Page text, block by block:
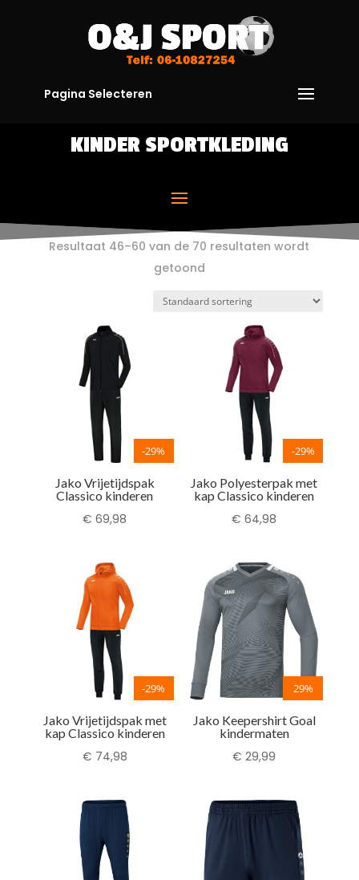
Pagina Selecteren
KINDER SPORTKLEDING
Resultaat 46–60 van de 70 resultaten wordt
getoond
-29%
Jako Vrijetijdspak
Classico kinderen
€ 69,98
-29%
Jako Polyesterpak met
kap Classico kinderen
€ 64,98
-29%
Jako Vrijetijdspak met
kap Classico kinderen
€ 74,98
29%
Jako Keepershirt Goal
kindermaten
€ 29,99